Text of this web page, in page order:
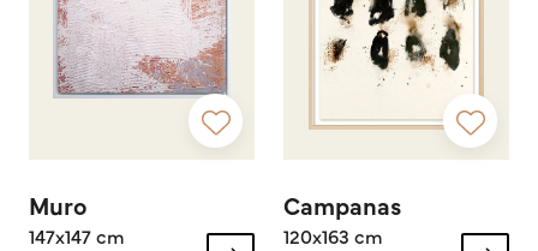
Muro
147x147 cm
Campanas
120x163 cm